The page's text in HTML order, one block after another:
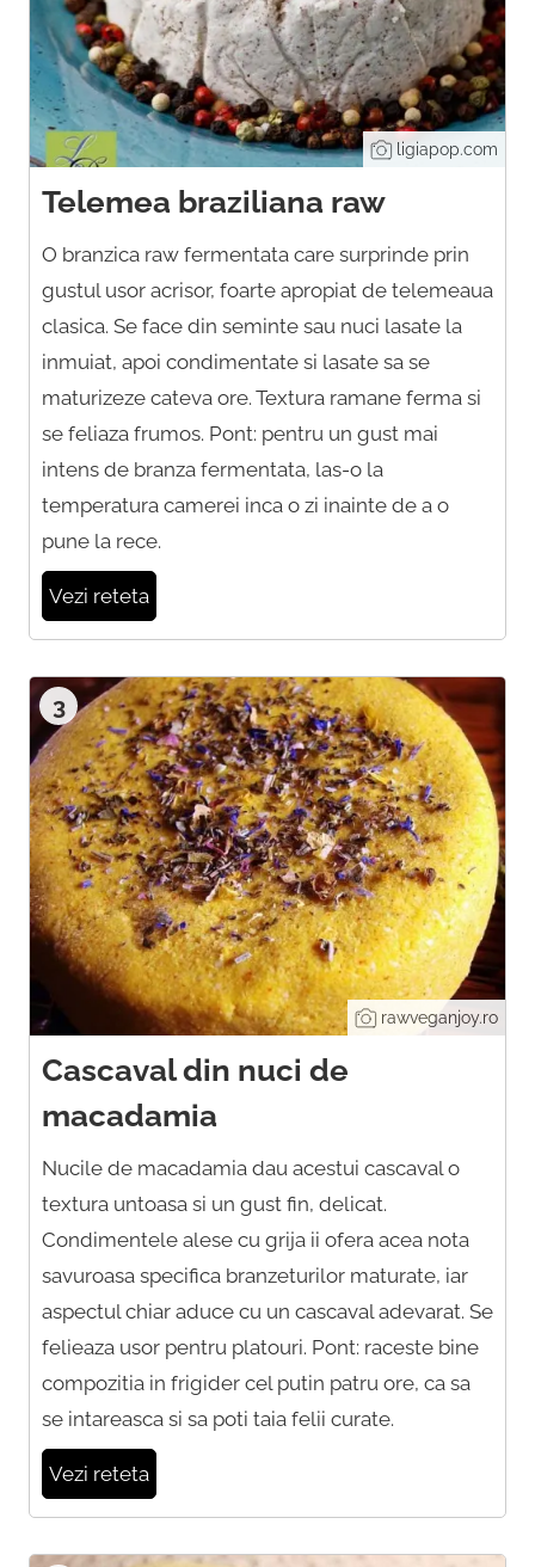
ligiapop.com
Telemea braziliana raw
O branzica raw fermentata care surprinde prin
gustul usor acrisor, foarte apropiat de telemeaua
clasica. Se face din seminte sau nuci lasate la
inmuiat, apoi condimentate si lasate sa se
maturizeze cateva ore. Textura ramane ferma si
se feliaza frumos. Pont: pentru un gust mai
intens de branza fermentata, las-o la
temperatura camerei inca o zi inainte de a o
pune la rece.
Vezi reteta
3
rawveganjoy.ro
Cascaval din nuci de
macadamia
Nucile de macadamia dau acestui cascaval o
textura untoasa si un gust fin, delicat.
Condimentele alese cu grija ii ofera acea nota
savuroasa specifica branzeturilor maturate, iar
aspectul chiar aduce cu un cascaval adevarat. Se
felieaza usor pentru platouri. Pont: raceste bine
compozitia in frigider cel putin patru ore, ca sa
se intareasca si sa poti taia felii curate.
Vezi reteta